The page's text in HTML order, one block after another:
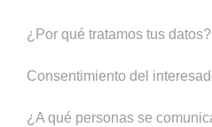
¿Por qué tratamos tus datos?
Consentimiento del
¿A qué personas se